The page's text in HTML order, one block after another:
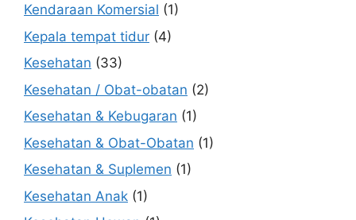
Kendaraan Komersial (1)
Kepala tempat tidur (4)
Kesehatan (33)
Kesehatan / Obat-obatan (2)
Kesehatan & Kebugaran (1)
Kesehatan & Obat-Obatan (1)
Kesehatan & Suplemen (1)
Kesehatan Anak (1)